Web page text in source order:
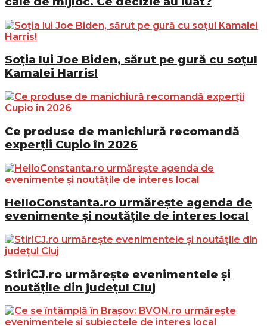
Soția lui Joe Biden, sărut pe gură cu soțul
Kamalei Harris!
Ce produse de manichiură recomandă
experții Cupio în 2026
HelloConstanta.ro urmărește agenda de
evenimente și noutățile de interes local
StiriCJ.ro urmărește evenimentele și
noutățile din județul Cluj